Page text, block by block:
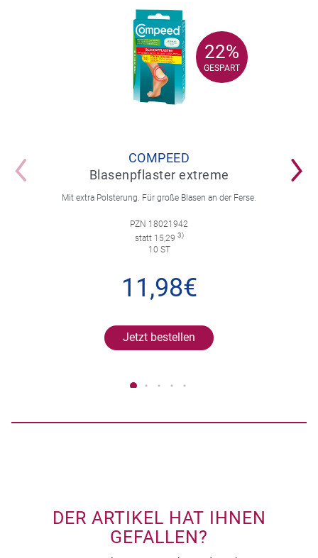
22%
GESPART
22%
GESPART
COMPEED
Blasenpflaster extreme
Mit extra Polsterung. Für große Blasen an der Ferse.
PZN 18021942
statt 15,29 3)
10 ST
11,98€
Jetzt bestellen
DER ARTIKEL HAT IHNEN
GEFALLEN?